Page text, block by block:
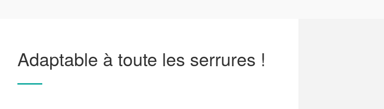
Adaptable à toute les serrures !